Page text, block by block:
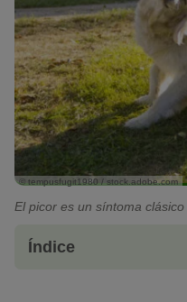
© tempusfugit1980 / stock.adobe.com
El picor es un síntoma
Índice